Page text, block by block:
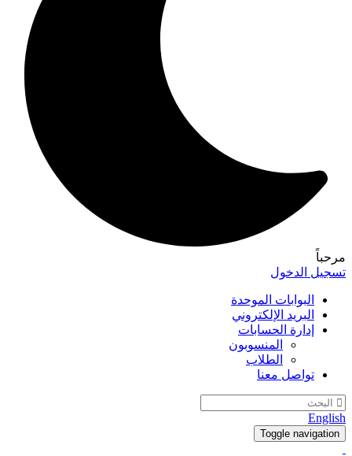
مرحباً
تسجيل الدخول
البوابات الموحدة
البريد الإلكتروني
إدارة الحسابات
المنسوبون
الطلاب
تواصل معنا
English
Toggle navigation